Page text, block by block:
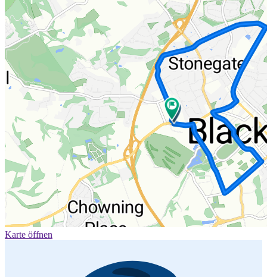
Karte öffnen